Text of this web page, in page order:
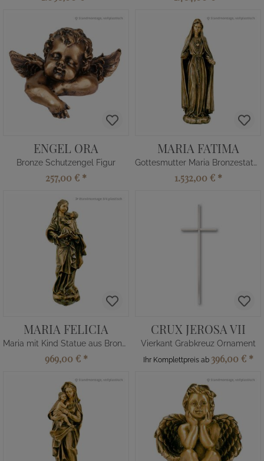
ENGEL ORA
Bronze Schutzengel Figur
257,00 € *
MARIA FATIMA
Gottesmutter Maria Bronzestatue
1.532,00 € *
MARIA FELICIA
Maria mit Kind Statue aus Bronze
969,00 € *
CRUX JEROSA VII
Vierkant Grabkreuz Ornament
Ihr Komplettpreis ab 396,00 € *